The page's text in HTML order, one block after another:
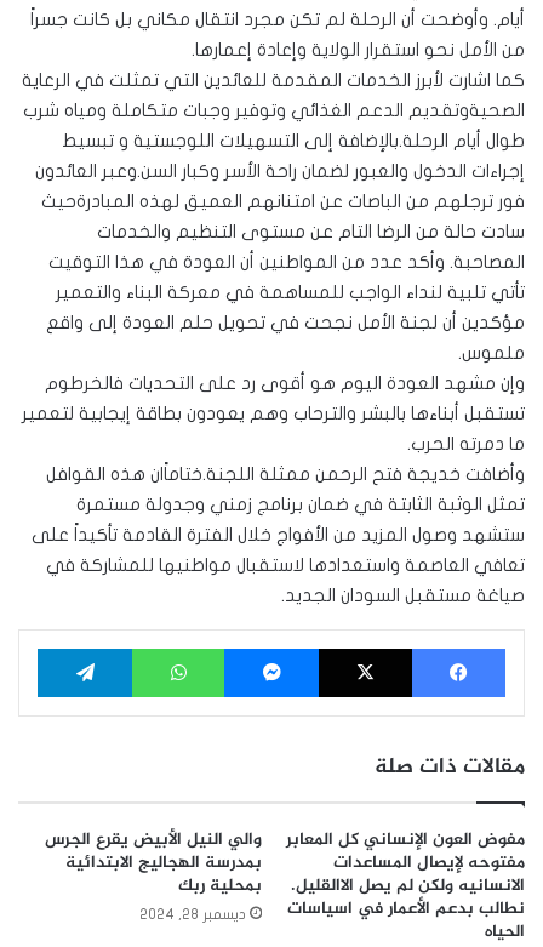
أيام. وأوضحت أن الرحلة لم تكن مجرد انتقال مكاني بل كانت جسراً
من الأمل نحو استقرار الولاية وإعادة إعمارها.
كما اشارت لأبرز الخدمات المقدمة للعائدين التي تمثلت في الرعاية
الصحيةوتقديم الدعم الغذائي وتوفير وجبات متكاملة ومياه شرب
طوال أيام الرحلة.بالإضافة إلى التسهيلات اللوجستية و تبسيط
إجراءات الدخول والعبور لضمان راحة الأسر وكبار السن.وعبر العائدون
فور ترجلهم من الباصات عن امتنانهم العميق لهذه المبادرةحيث
سادت حالة من الرضا التام عن مستوى التنظيم والخدمات
المصاحبة. وأكد عدد من المواطنين أن العودة في هذا التوقيت
تأتي تلبية لنداء الواجب للمساهمة في معركة البناء والتعمير
مؤكدين أن لجنة الأمل نجحت في تحويل حلم العودة إلى واقع
ملموس.
وإن مشهد العودة اليوم هو أقوى رد على التحديات فالخرطوم
تستقبل أبناءها بالبشر والترحاب وهم يعودون بطاقة إيجابية لتعمير
ما دمرته الحرب.
وأضافت خديجة فتح الرحمن ممثلة اللجنة.ختاماًان هذه القوافل
تمثل الوثبة الثابتة في ضمان برنامج زمني وجدولة مستمرة
ستشهد وصول المزيد من الأفواج خلال الفترة القادمة تأكيداً على
تعافي العاصمة واستعدادها لاستقبال مواطنيها للمشاركة في
صياغة مستقبل السودان الجديد.
فيسبوك ‫X ماسنجر واتساب
مقالات ذات صلة
مفوض العون الإنساني كل المعابر
مفتوحه لإيصال المساعدات
الانسانيه ولكن لم يصل الاالقليل.
نطالب بدعم الأعمار في اسياسات
الحياه
والي النيل الأبيض يقرع الجرس
بمدرسة الهجاليج الابتدائية
بمحلية ربك
ديسمبر 28, 2024